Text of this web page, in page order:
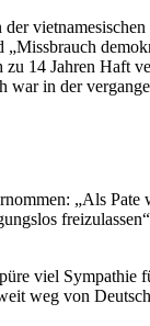
14 Jahren Haft
in der
„Als
viel
weg von